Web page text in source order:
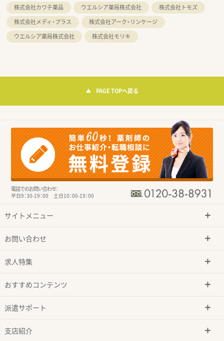
株式会社カワチ薬品
ウエルシア薬局株式会社
株式会社トモズ
株式会社メディ・プラス
株式会社アーク・リンケージ
ウエルシア薬局株式会社
株式会社モリキ
PAGE TOPへ戻る
電話でのお問い合わせ：
平日9：30-19：00 土日10：00-19：00
サイトメニュー
お問い合わせ
求人特集
おすすめコンテンツ
派遣サポート
支店紹介